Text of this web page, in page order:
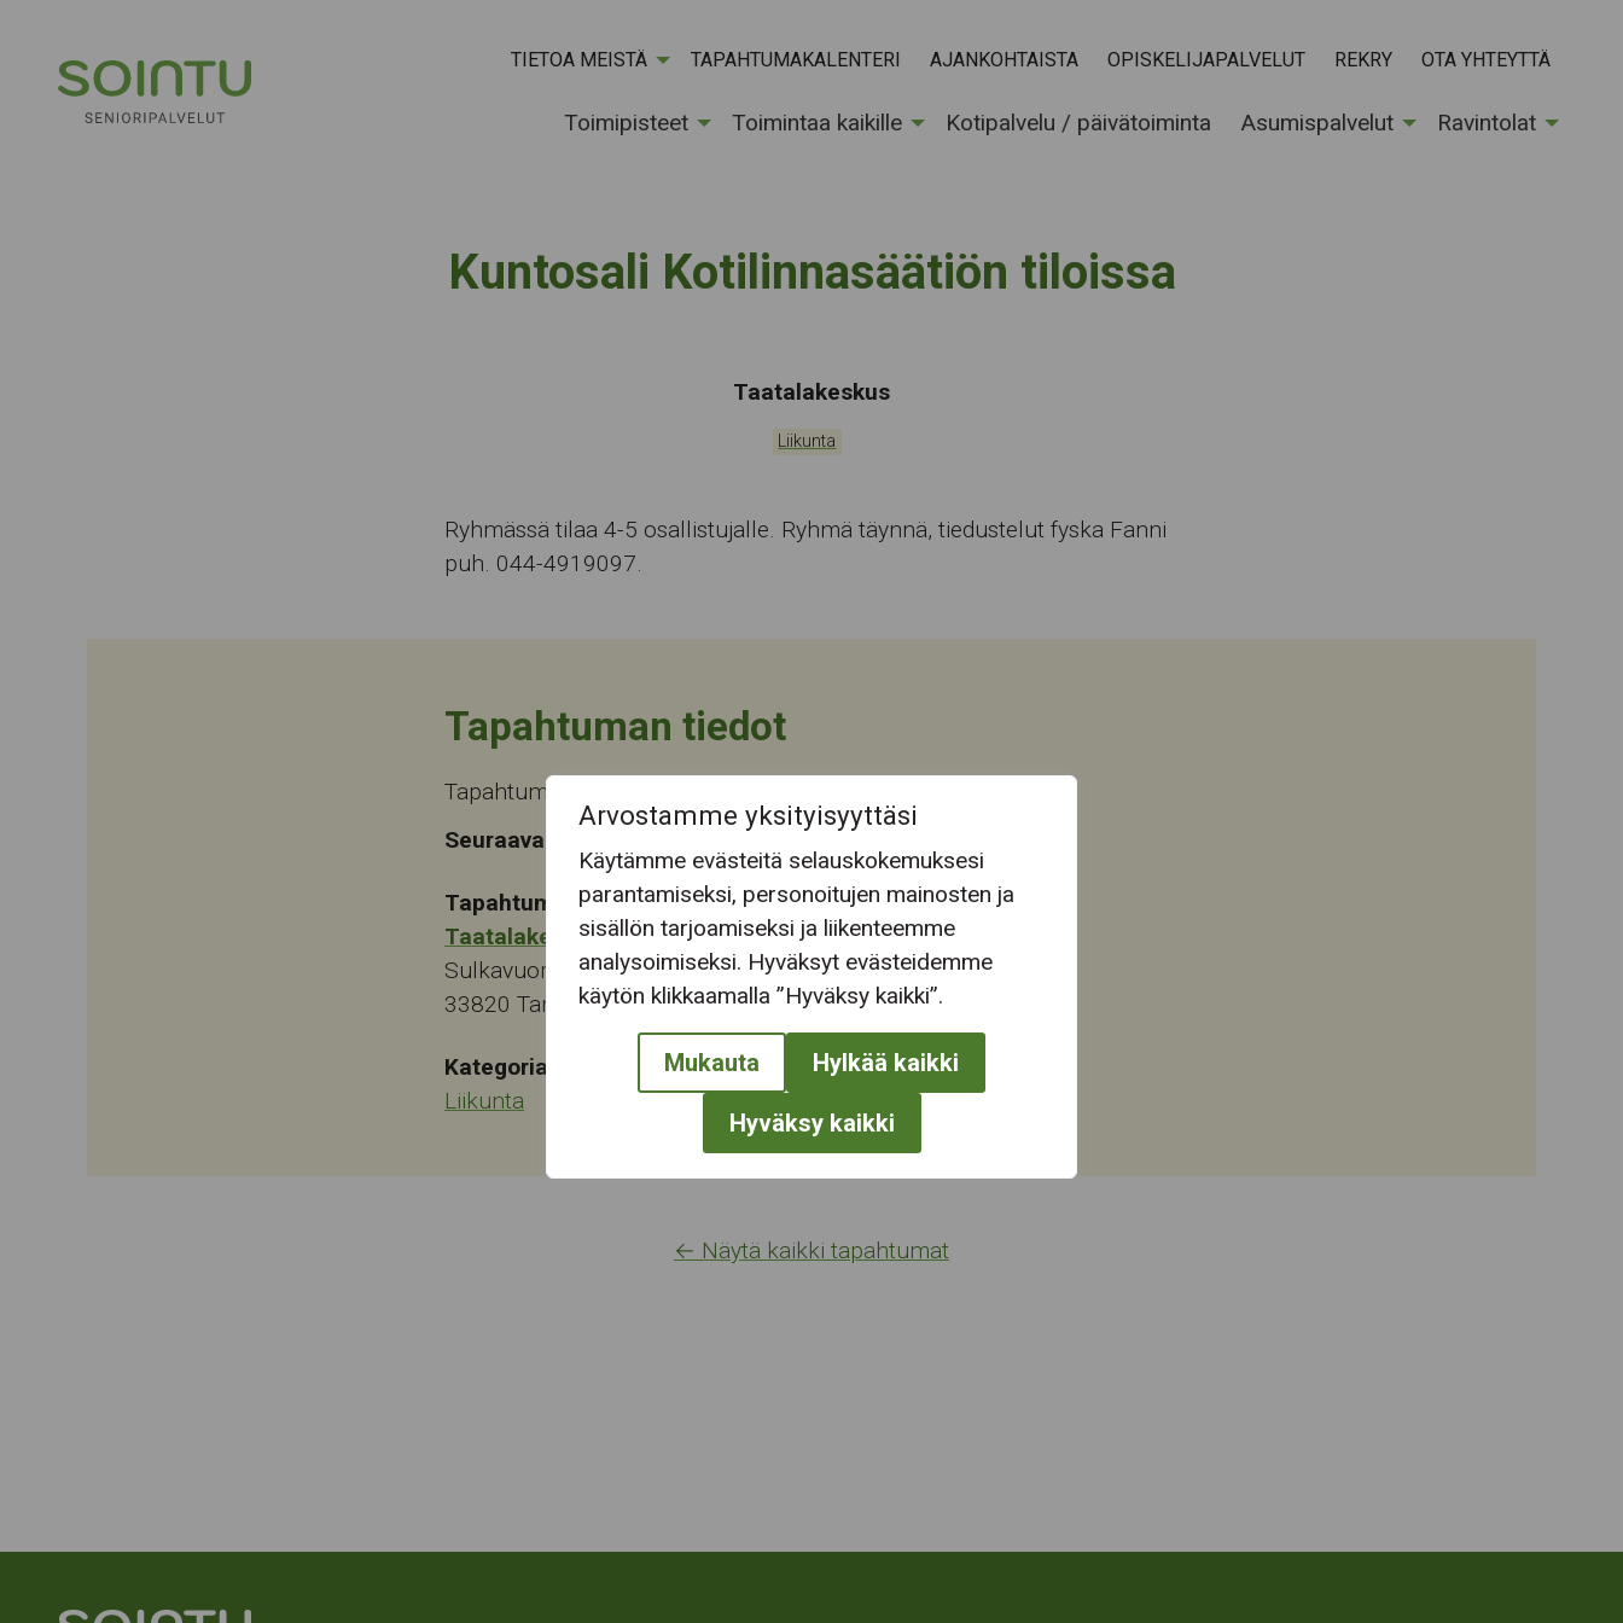
Arvostamme yksityisyyttäsi
Käytämme evästeitä selauskokemuksesi
parantamiseksi, personoitujen mainosten ja
sisällön tarjoamiseksi ja liikenteemme
analysoimiseksi. Hyväksyt evästeidemme
käytön klikkaamalla ”Hyväksy kaikki”.
Mukauta Hylkää kaikki
Hyväksy kaikki
TIETOA MEISTÄ TAPAHTUMAKALENTERI AJANKOHTAISTA OPISKELIJAPALVELUT REKRY OTA YHTEYTTÄ
Toimipisteet Toimintaa kaikille Kotipalvelu / päivätoiminta Asumispalvelut Ravintolat
Kuntosali Kotilinnasäätiön tiloissa
Tapahtumapaikka:
Taatalakeskus
Kategoriat:
Liikunta
Ryhmässä tilaa 4-5 osallistujalle. Ryhmä täynnä, tiedustelut fyska Fanni
puh. 044-4919097.
Tapahtuman tiedot
Tapahtuma päättyi ti 30.5.2023
Seuraava tapahtuma-aika
Tapahtumapaikka:
Taatalakeskus
Sulkavuorenkatu 6
33820 Tampere
Kategoriat:
Liikunta
← Näytä kaikki tapahtumat